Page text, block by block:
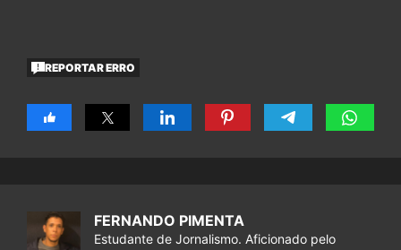
REPORTAR ERRO
FERNANDO PIMENTA
Estudante de Jornalismo. Aficionado pelo